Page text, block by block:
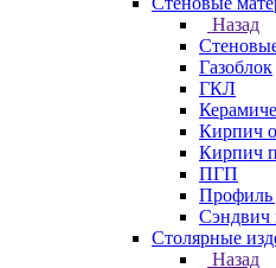
Назад
Газоблок
ГКЛ
Кирпич
Кирпич
ПГП
Сэндвич
Столярные
Назад